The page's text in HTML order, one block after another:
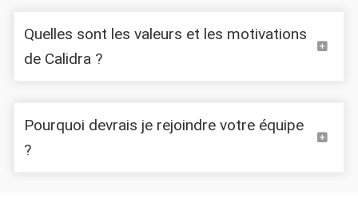
Quelles sont les valeurs et les motivations
de Calidra ?
Pourquoi devrais je rejoindre votre équipe
?